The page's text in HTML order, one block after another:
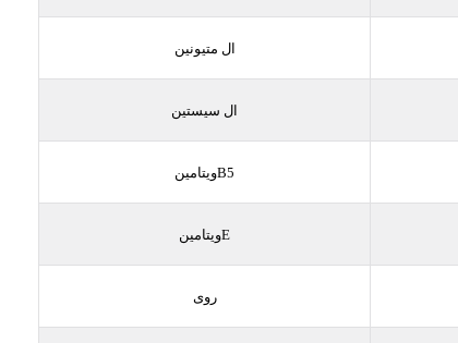
ال متیونین
ال سیستین
ویتامینB5
ویتامینE
روی